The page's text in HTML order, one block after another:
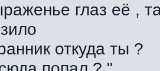
глаз её ,
откуда ты ?